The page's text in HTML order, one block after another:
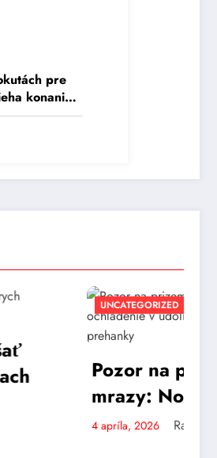
pre
konanie o
na prízemné
Noc prinesie
v údoliach a
Rastislav